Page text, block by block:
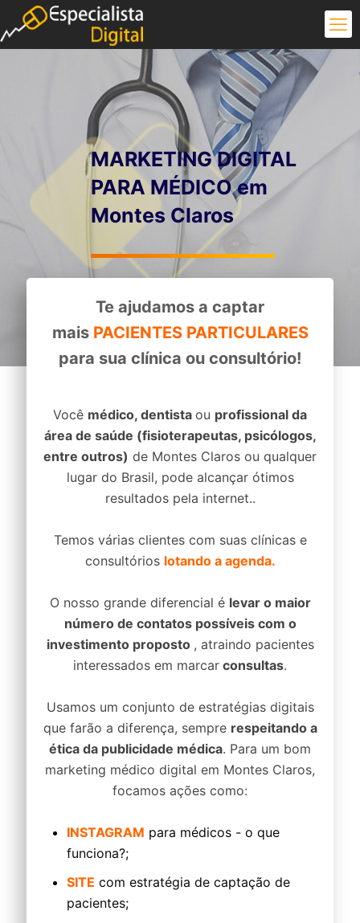
MARKETING DIGITAL
PARA MÉDICO em
Montes Claros
Te ajudamos a captar
mais PACIENTES PARTICULARES
para sua clínica ou consultório!
Você médico, dentista ou profissional da
área de saúde (fisioterapeutas, psicólogos,
entre outros) de Montes Claros ou qualquer
lugar do Brasil, pode alcançar ótimos
resultados pela internet..
Temos várias clientes com suas clínicas e
consultórios lotando a agenda.
O nosso grande diferencial é levar o maior
número de contatos possíveis com o
investimento proposto , atraindo pacientes
interessados em marcar consultas.
Usamos um conjunto de estratégias digitais
que farão a diferença, sempre respeitando a
ética da publicidade médica. Para um bom
marketing médico digital em Montes Claros,
focamos ações como:
INSTAGRAM para médicos - o que
funciona?;
SITE com estratégia de captação de
pacientes;